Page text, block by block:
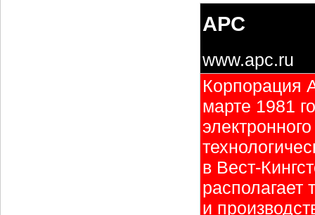
APC
www.apc.ru
Корпорация
марте 1981
в Вест-
располагает
и